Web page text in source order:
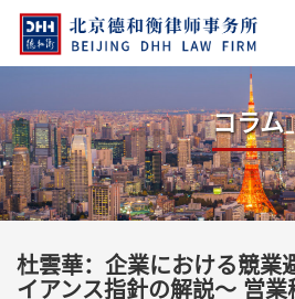
コラム
杜雲華：企業における競業
イアンス指針の解説～ 営